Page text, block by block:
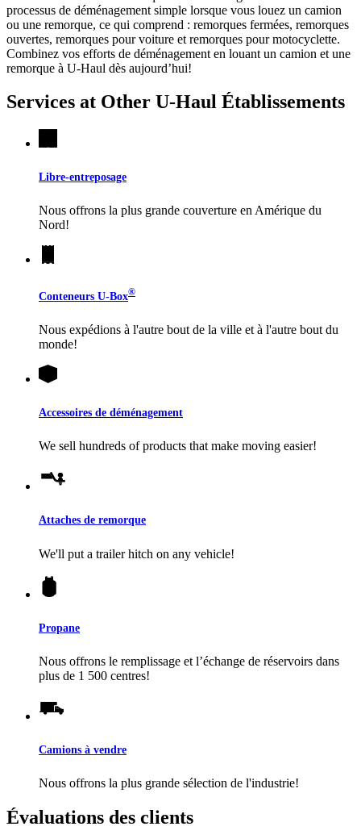
processus de déménagement simple lorsque vous louez un camion
ou une remorque, ce qui comprend : remorques fermées, remorques
ouvertes, remorques pour voiture et remorques pour motocyclette.
Combinez vos efforts de déménagement en louant un camion et une
remorque à U-Haul dès aujourd’hui!
Services at Other U-Haul Établissements
Libre-entreposage
Nous offrons la plus grande couverture en Amérique du
Nord!
Conteneurs U-Box®
Nous expédions à l'autre bout de la ville et à l'autre bout du
monde!
Accessoires de déménagement
We sell hundreds of products that make moving easier!
Attaches de remorque
We'll put a trailer hitch on any vehicle!
Propane
Nous offrons le remplissage et l’échange de réservoirs dans
plus de 1 500 centres!
Camions à vendre
Nous offrons la plus grande sélection de l'industrie!
Évaluations des clients